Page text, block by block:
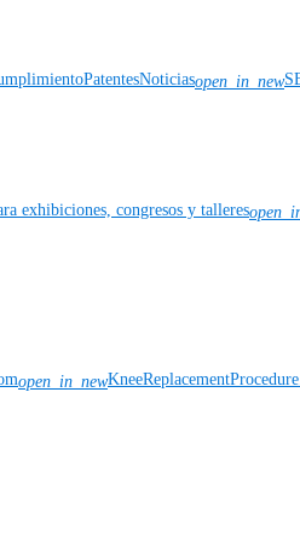
PatentesNoticiasopen_in_new
exhibiciones, congresos y talleres
open_in_new